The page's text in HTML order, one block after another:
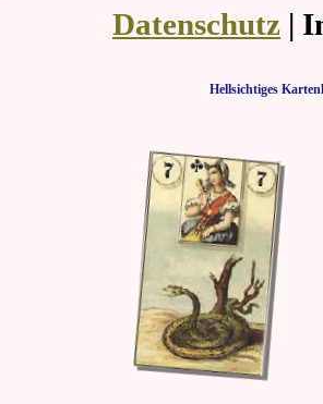
Datenschutz |
Hellsichtiges